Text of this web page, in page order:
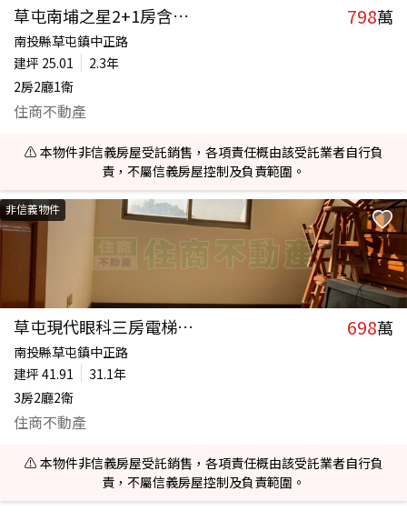
草屯南埔之星2+1房含車位 798萬
南投縣草屯鎮中正路
建坪 25.01
2.3年
2房2廳1衛
住商不動產
⚠️ 本物件非信義房屋受託銷售，各項責任概由該受託業者自行負
責，不屬信義房屋控制及負責範圍。
非信義物件
草屯現代眼科三房電梯華廈 698萬
南投縣草屯鎮中正路
建坪 41.91
31.1年
3房2廳2衛
住商不動產
⚠️ 本物件非信義房屋受託銷售，各項責任概由該受託業者自行負
責，不屬信義房屋控制及負責範圍。